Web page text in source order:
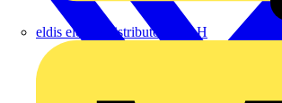
eldis electro distributor GmbH